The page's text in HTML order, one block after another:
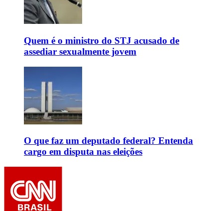
Quem é o ministro do STJ acusado de
assediar sexualmente jovem
O que faz um deputado federal? Entenda
cargo em disputa nas eleições